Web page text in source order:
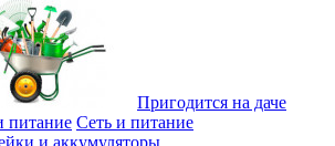
Пригодится на даче
Сеть и питание
и аккумуляторы